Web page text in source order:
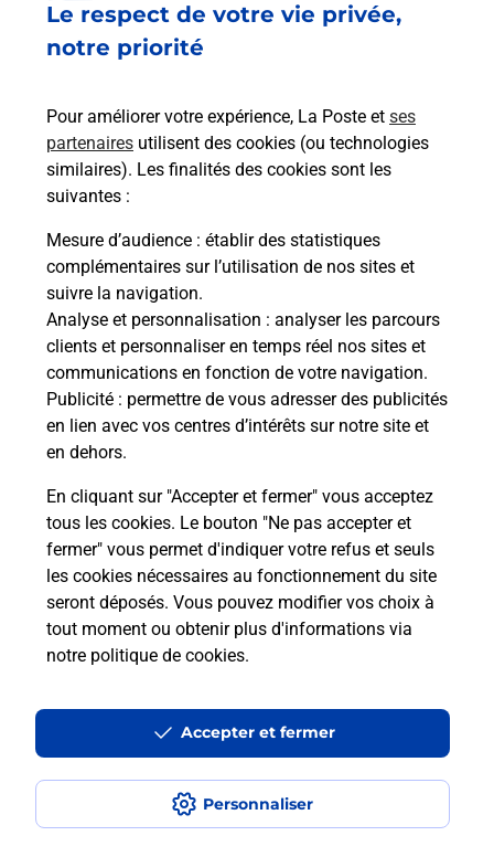
Le respect de votre vie privée,
notre priorité
Pour améliorer votre expérience, La Poste et ses
partenaires utilisent des cookies (ou technologies
similaires). Les finalités des cookies sont les
suivantes :
Mesure d’audience : établir des statistiques
complémentaires sur l’utilisation de nos sites et
suivre la navigation.
Analyse et personnalisation : analyser les parcours
clients et personnaliser en temps réel nos sites et
communications en fonction de votre navigation.
Publicité : permettre de vous adresser des publicités
en lien avec vos centres d’intérêts sur notre site et
en dehors.
En cliquant sur "Accepter et fermer" vous acceptez
tous les cookies. Le bouton "Ne pas accepter et
fermer" vous permet d'indiquer votre refus et seuls
les cookies nécessaires au fonctionnement du site
seront déposés. Vous pouvez modifier vos choix à
tout moment ou obtenir plus d'informations via
notre politique de cookies.
Personnaliser
Accepter et fermer
Est-il possible d’acheter un
emballage directement depuis un
Comment demander une
modification de livraison ?
Comment La Poste participe-t-elle
à votre sécurité au quotidien ?
Puis-je passer mon code de la route
avec La Poste et sous quelles
conditions ?
Localiser Liste Loire-Atlantique LE BIGNON
Accessibilité : partiellement conforme
Conditions contractuelles
Mentions légales